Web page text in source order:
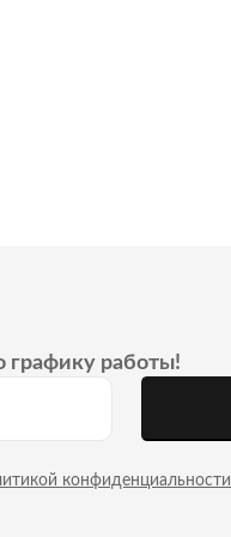
графику работы!
конфиденциальности